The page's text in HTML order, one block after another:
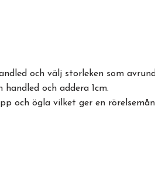
och välj storleken som
och addera 1cm.
och ögla vilket ger en